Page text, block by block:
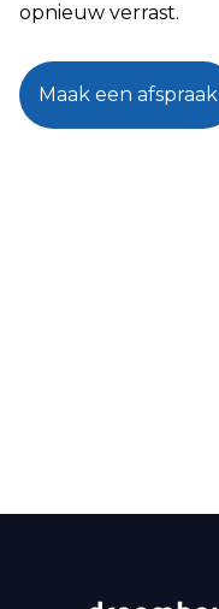
opnieuw verrast.
Maak een afspraak